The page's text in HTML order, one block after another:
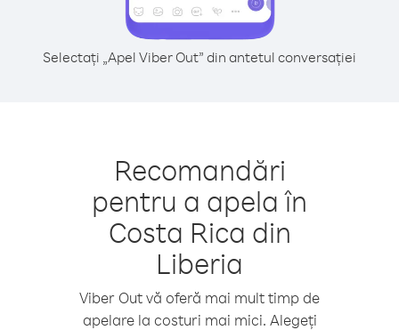
Selectați „Apel Viber Out” din antetul conversației
Recomandări
pentru a apela în
Costa Rica din
Liberia
Viber Out vă oferă mai mult timp de
apelare la costuri mai mici. Alegeți